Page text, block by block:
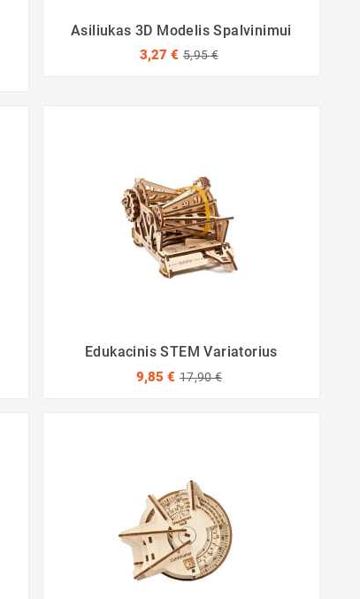
Asiliukas 3D Modelis Spalvinimui
3,27 € 5,95 €
Edukacinis STEM Variatorius
9,85 € 17,90 €